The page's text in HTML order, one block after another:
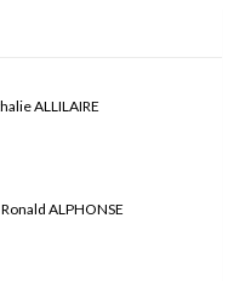
ALLILAIRE
ALPHONSE